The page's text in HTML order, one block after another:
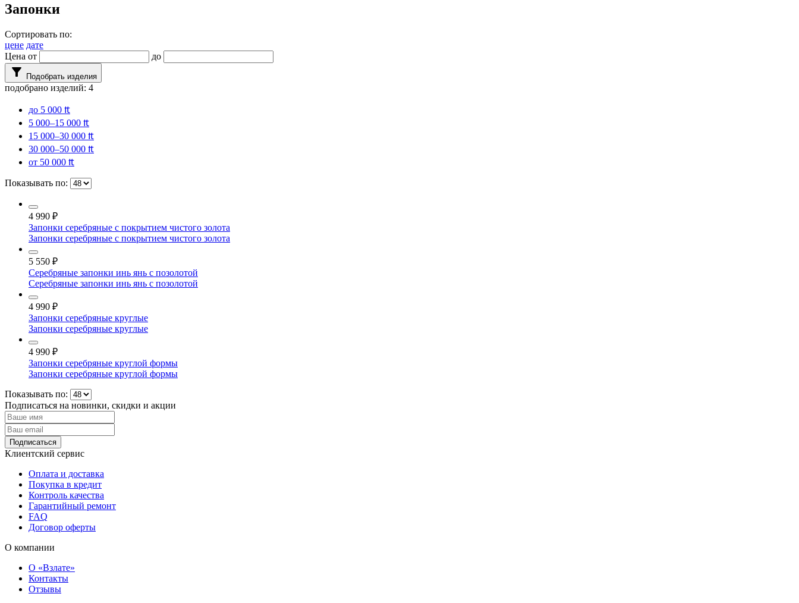
Запонки
Сортировать по:
цене дате
Цена от
до
filter_alt Подобрать изделия
подобрано изделий: 4
до 5 000 ₶
5 000–15 000 ₶
15 000–30 000 ₶
30 000–50 000 ₶
от 50 000 ₶
Показывать по:
4 990 ₽
Запонки серебряные с покрытием чистого золота
Запонки серебряные с покрытием чистого золота
5 550 ₽
Серебряные запонки инь янь с позолотой
Серебряные запонки инь янь с позолотой
4 990 ₽
Запонки серебряные круглые
Запонки серебряные круглые
4 990 ₽
Запонки серебряные круглой формы
Запонки серебряные круглой формы
Показывать по:
Подписаться на новинки, скидки и акции
Подписаться
Клиентский сервис
Оплата и доставка
Покупка в кредит
Контроль качества
Гарантийный ремонт
FAQ
Договор оферты
О компании
О «Взлате»
Контакты
Отзывы